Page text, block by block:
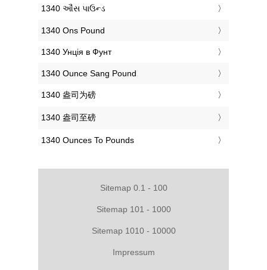
‎1340 ઔંસ પાઉન્ડ
‎1340 Ons Pound
‎1340 Унція в Фунт
‎1340 Ounce Sang Pound
‎1340 盎司为磅
‎1340 盎司至磅
‎1340 Ounces To Pounds
Sitemap 0.1 - 100
Sitemap 101 - 1000
Sitemap 1010 - 10000
Impressum